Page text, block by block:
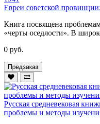
Евреи советской
Книга посвящена
«черты оседлости». В
0 руб.
Предзаказ
Русская средневековая
проблемы и методы